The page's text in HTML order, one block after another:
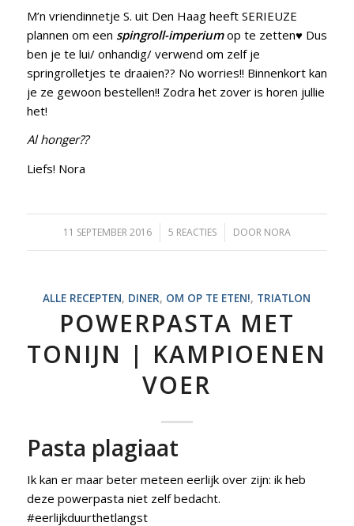
M’n vriendinnetje S. uit Den Haag heeft SERIEUZE
plannen om een spingroll-imperiumop te zetten♥ Dus
ben je te lui/ onhandig/ verwend om zelf je
springrolletjes te draaien?? No worries!! Binnenkort kan
je ze gewoon bestellen!! Zodra het zover is horen jullie
het!
Al honger??
Liefs! Nora
11 SEPTEMBER 2016
/ 5 REACTIES
/ DOOR NORA
ALLE RECEPTEN, DINER, OM OP TE ETEN!, TRIATLON
POWERPASTA MET
TONIJN | KAMPIOENEN
VOER
Pasta plagiaat
Ik kan er maar beter meteen eerlijk over zijn: ik heb
deze powerpasta niet zelf bedacht.
#eerlijkduurthetlangst